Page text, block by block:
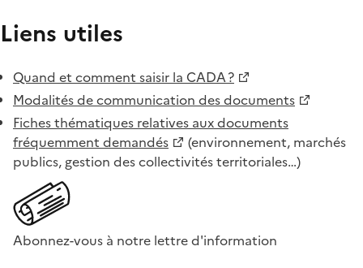
Liens utiles
Quand et comment saisir la CADA ?
Modalités de communication des documents
Fiches thématiques relatives aux documents
fréquemment demandés
(environnement, marchés
publics, gestion des collectivités territoriales…)
Abonnez-vous à notre lettre d'information